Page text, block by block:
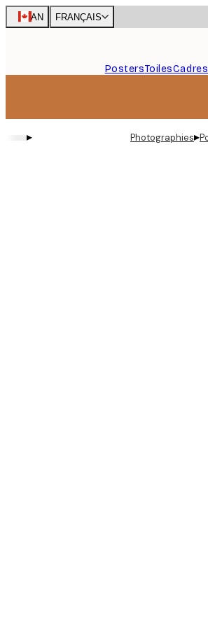
Skip
to
CAN FRANÇAIS
PostersToilesCadres
▸ Photographies▸